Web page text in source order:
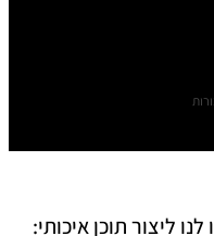
ליצור תוכן איכותי: